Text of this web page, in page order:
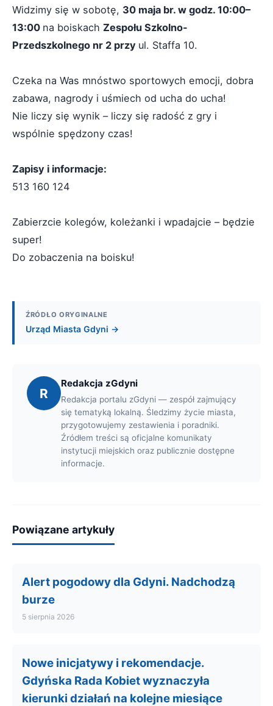
Widzimy się w sobotę, 30 maja br. w godz. 10:00–
13:00 na boiskach Zespołu Szkolno-
Przedszkolnego nr 2 przy ul. Staffa 10.
Czeka na Was mnóstwo sportowych emocji, dobra
zabawa, nagrody i uśmiech od ucha do ucha!
Nie liczy się wynik – liczy się radość z gry i
wspólnie spędzony czas!
Zapisy i informacje:
513 160 124
Zabierzcie kolegów, koleżanki i wpadajcie – będzie
super!
Do zobaczenia na boisku!
ŹRÓDŁO ORYGINALNE
Urząd Miasta Gdyni →
R
Redakcja zGdyni
Redakcja portalu zGdyni — zespół zajmujący
się tematyką lokalną. Śledzimy życie miasta,
przygotowujemy zestawienia i poradniki.
Źródłem treści są oficjalne komunikaty
instytucji miejskich oraz publicznie dostępne
informacje.
Powiązane artykuły
Alert pogodowy dla Gdyni. Nadchodzą
burze
5 sierpnia 2026
Nowe inicjatywy i rekomendacje.
Gdyńska Rada Kobiet wyznaczyła
kierunki działań na kolejne miesiące